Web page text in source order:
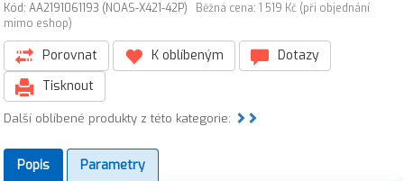
Kód: AA2191061193 (NOAS-X421-42P)
Běžná cena: 1 519 Kč (při objednání
mimo eshop)
Porovnat K oblíbeným
Dotazy
Tisknout
Další oblíbené produkty z této kategorie:
Popis Parametry